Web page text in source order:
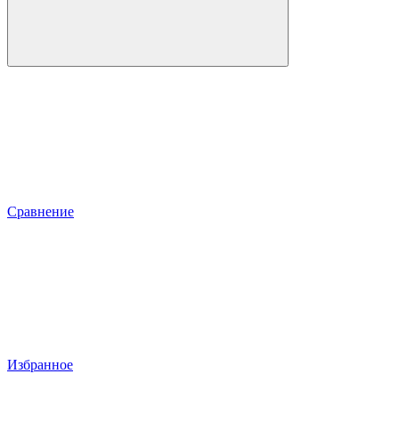
Сравнение
Избранное